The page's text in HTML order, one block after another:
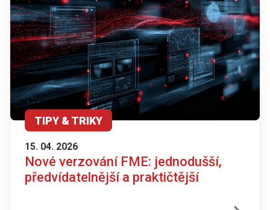
TIPY & TRIKY
15. 04. 2026
Nové verzování FME: jednodušší,
předvídatelnější a praktičtější